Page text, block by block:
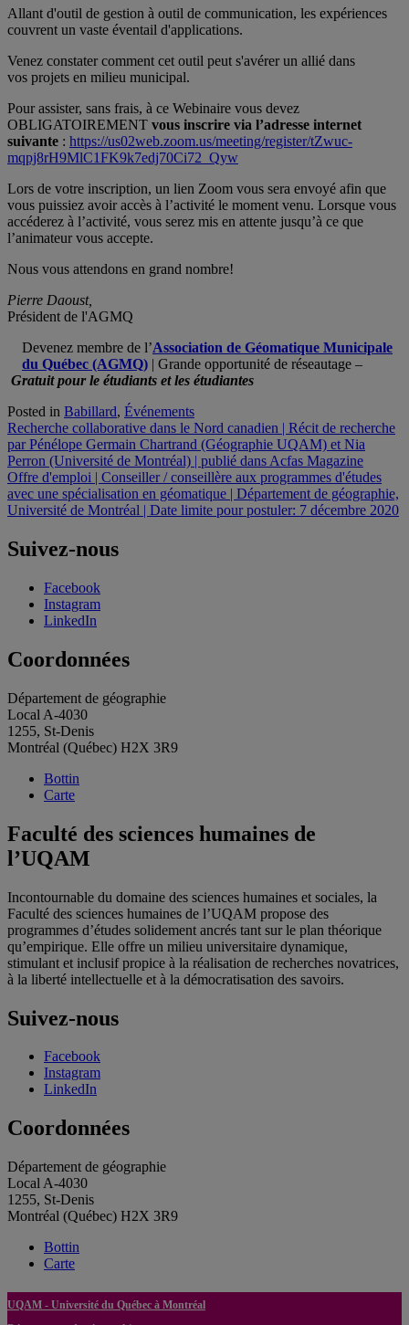
Allant d'outil de gestion à outil de communication, les expériences
couvrent un vaste éventail d'applications.
Venez constater comment cet outil peut s'avérer un allié dans
vos projets en milieu municipal.
Pour assister, sans frais, à ce Webinaire vous devez
OBLIGATOIREMENT vous inscrire via l’adresse internet
suivante : https://us02web.zoom.us/meeting/register/tZwuc-
mqpj8rH9MlC1FK9k7edj70Ci72_Qyw
Lors de votre inscription, un lien Zoom vous sera envoyé afin que
vous puissiez avoir accès à l’activité le moment venu. Lorsque vous
accéderez à l’activité, vous serez mis en attente jusqu’à ce que
l’animateur vous accepte.
Nous vous attendons en grand nombre!
Pierre Daoust,
Président de l'AGMQ
Devenez membre de l’Association de Géomatique Municipale
du Québec (AGMQ) | Grande opportunité de réseautage –
Gratuit pour le étudiants et les étudiantes
Posted in Babillard, Événements
Navigation
de
l'article
Recherche collaborative dans le Nord canadien | Récit de recherche
par Pénélope Germain Chartrand (Géographie UQAM) et Nia
Perron (Université de Montréal) | publié dans Acfas Magazine
Offre d'emploi | Conseiller / conseillère aux programmes d'études
avec une spécialisation en géomatique | Département de géographie,
Université de Montréal | Date limite pour postuler: 7 décembre 2020
Suivez-nous
Facebook
Instagram
LinkedIn
Coordonnées
Département de géographie
Local A-4030
1255, St-Denis
Montréal (Québec) H2X 3R9
Bottin
Carte
Faculté des sciences humaines de
l’UQAM
Incontournable du domaine des sciences humaines et sociales, la
Faculté des sciences humaines de l’UQAM propose des
programmes d’études solidement ancrés tant sur le plan théorique
qu’empirique. Elle offre un milieu universitaire dynamique,
stimulant et inclusif propice à la réalisation de recherches novatrices,
à la liberté intellectuelle et à la démocratisation des savoirs.
Suivez-nous
Facebook
Instagram
LinkedIn
Coordonnées
Département de géographie
Local A-4030
1255, St-Denis
Montréal (Québec) H2X 3R9
Bottin
Carte
UQAM - Université du Québec à Montréal